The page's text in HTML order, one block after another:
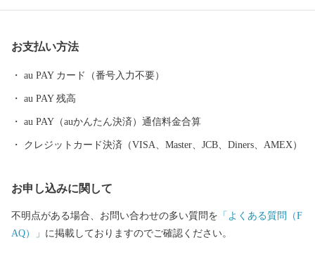
お支払い方法
au PAY カード（番号入力不要）
au PAY 残高
au PAY（auかんたん決済）通信料金合算
クレジットカード決済（VISA、Master、JCB、Diners、AMEX）
お申し込みに関して
不明点がある場合、お問い合わせの多い質問を 「よくある質問（F
AQ）」 に掲載しておりますのでご確認ください。